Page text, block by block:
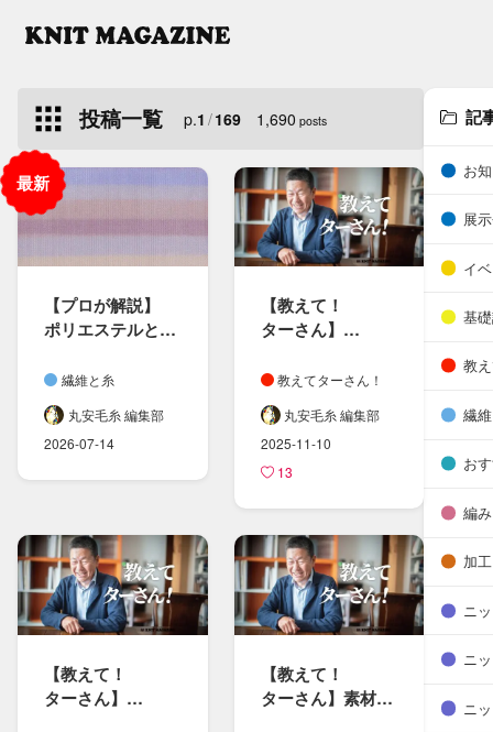
投稿一覧 p.1 /169 1,690 posts
【プロが​解説】
ポリエステルと​
（ナイロン）の​
違いとは？​
ニット製品の​
選び方も​紹介
繊維と糸
丸安毛糸 編集部
2026-07-14
【教えて！​
ターさん​】​
「染色」に​ついて
教えてターさん！
丸安毛糸 編集部
2025-11-10
13
【教えて！​
ターさん​】​
【教えて！​
ターさん​】素材と​
記
お
展
イ
基
教
繊
お
編
加工
ニ
ニ
ニ